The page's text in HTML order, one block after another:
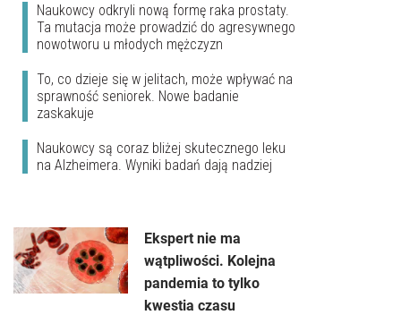
Naukowcy odkryli nową formę raka prostaty.
Ta mutacja może prowadzić do agresywnego
nowotworu u młodych mężczyzn
To, co dzieje się w jelitach, może wpływać na
sprawność seniorek. Nowe badanie
zaskakuje
Naukowcy są coraz bliżej skutecznego leku
na Alzheimera. Wyniki badań dają nadziej
Ekspert nie ma
wątpliwości. Kolejna
pandemia to tylko
kwestia czasu